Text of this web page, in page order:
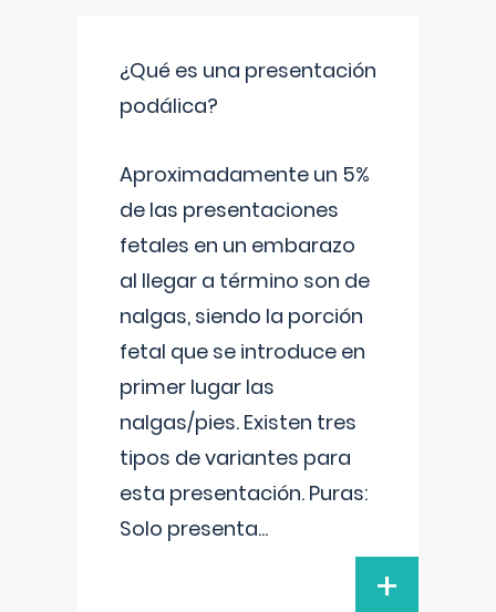
¿Qué es una presentación
podálica?
Aproximadamente un 5%
de las presentaciones
fetales en un embarazo
al llegar a término son de
nalgas, siendo la porción
fetal que se introduce en
primer lugar las
nalgas/pies. Existen tres
tipos de variantes para
esta presentación. Puras:
Solo presenta...
+